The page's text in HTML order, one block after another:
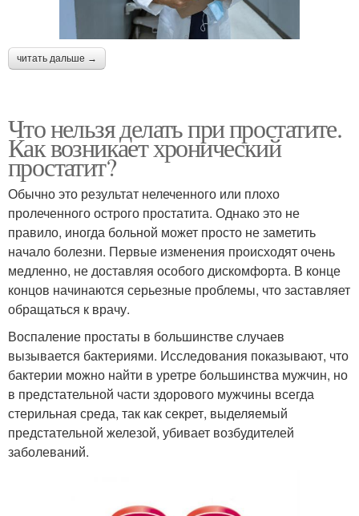
читать дальше →
Что нельзя делать при простатите.
Как возникает хронический
простатит?
Обычно это результат нелеченного или плохо
пролеченного острого простатита. Однако это не
правило, иногда больной может просто не заметить
начало болезни. Первые изменения происходят очень
медленно, не доставляя особого дискомфорта. В конце
концов начинаются серьезные проблемы, что заставляет
обращаться к врачу.
Воспаление простаты в большинстве случаев
вызывается бактериями. Исследования показывают, что
бактерии можно найти в уретре большинства мужчин, но
в предстательной части здорового мужчины всегда
стерильная среда, так как секрет, выделяемый
предстательной железой, убивает возбудителей
заболеваний.